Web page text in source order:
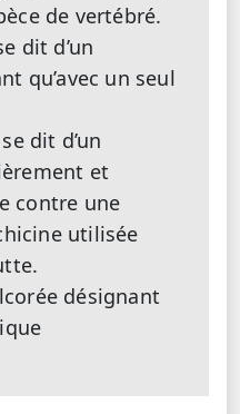
de vertébré.
dit d’un
qu’avec un seul
dit d’un
et
contre une
utilisée
désignant